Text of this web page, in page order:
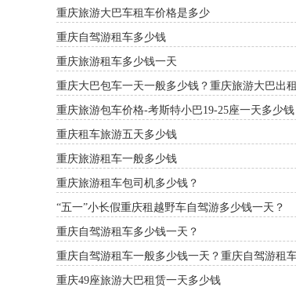
重庆旅游大巴车租车价格是多少
重庆自驾游租车多少钱
重庆旅游租车多少钱一天
重庆大巴包车一天一般多少钱？重庆旅游大巴出
重庆旅游包车价格-考斯特小巴19-25座一天多少钱
重庆租车旅游五天多少钱
重庆旅游租车一般多少钱
重庆旅游租车包司机多少钱？
“五一”小长假重庆租越野车自驾游多少钱一天？
重庆自驾游租车多少钱一天？
重庆自驾游租车一般多少钱一天？重庆自驾游租
重庆49座旅游大巴租赁一天多少钱